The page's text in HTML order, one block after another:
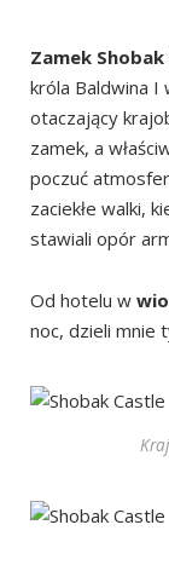
Zamek Shobak
króla Baldwina I
otaczający
zamek, a
poczuć
zaciekłe walki,
stawiali opór
Od hotelu w
noc, dzieli mnie